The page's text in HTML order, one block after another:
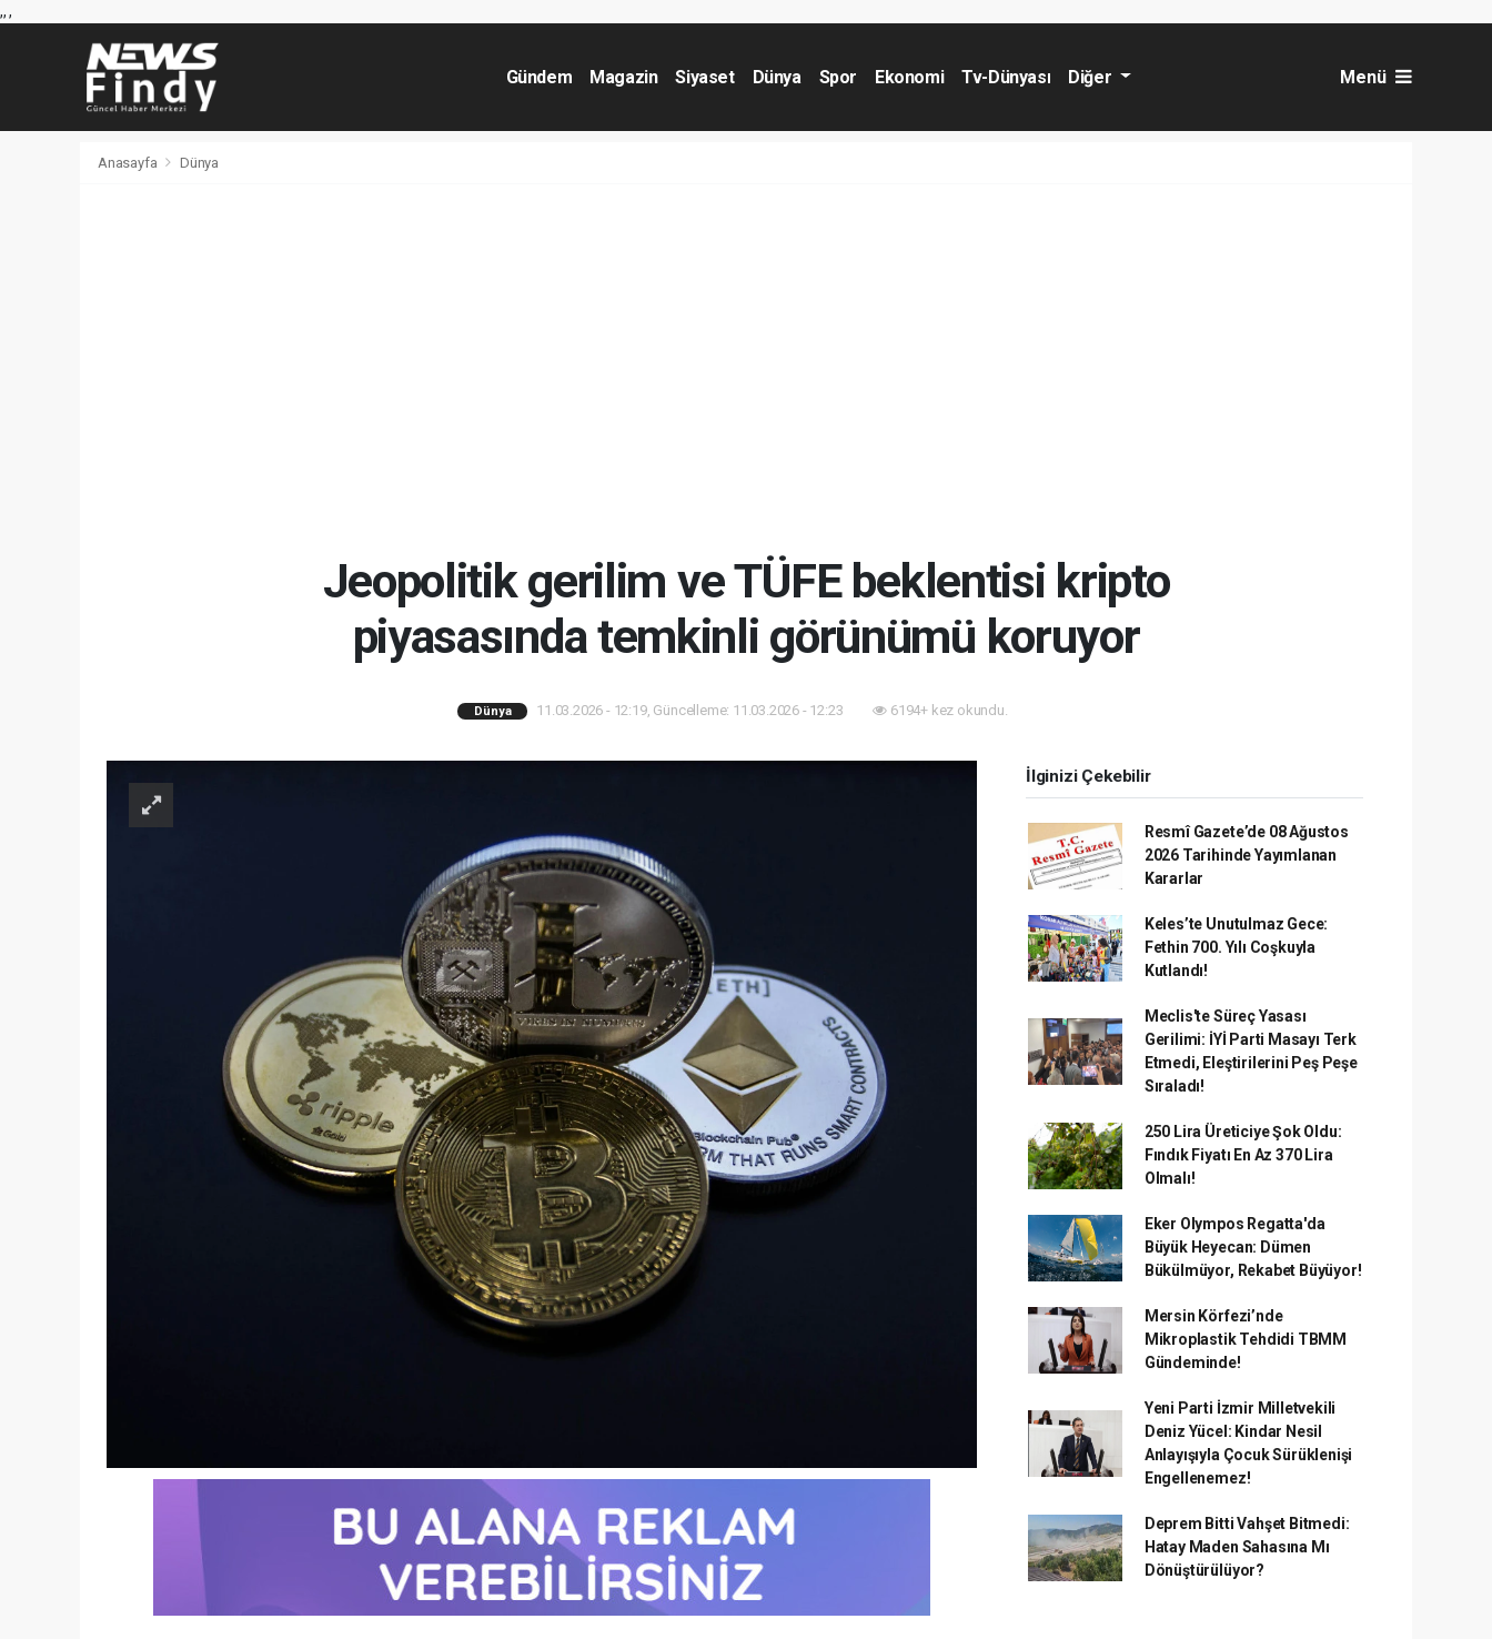
,,,
Gündem Magazin Siyaset Dünya Spor Ekonomi Tv-Dünyası Diğer Menü
Anasayfa Dünya
Jeopolitik gerilim ve TÜFE beklentisi kripto
piyasasında temkinli görünümü koruyor
Dünya 11.03.2026 - 12:19, Güncelleme: 11.03.2026 - 12:23 6194+ kez okundu.
İlginizi Çekebilir
Resmî Gazete’de 08 Ağustos
2026 Tarihinde Yayımlanan
Kararlar
Keles’te Unutulmaz Gece:
Fethin 700. Yılı Coşkuyla
Kutlandı!
Meclis'te Süreç Yasası
Gerilimi: İYİ Parti Masayı Terk
Etmedi, Eleştirilerini Peş Peşe
Sıraladı!
250 Lira Üreticiye Şok Oldu:
Fındık Fiyatı En Az 370 Lira
Olmalı!
Eker Olympos Regatta'da
Büyük Heyecan: Dümen
Bükülmüyor, Rekabet Büyüyor!
Mersin Körfezi’nde
Mikroplastik Tehdidi TBMM
Gündeminde!
Yeni Parti İzmir Milletvekili
Deniz Yücel: Kindar Nesil
Anlayışıyla Çocuk Sürüklenişi
Engellenemez!
Deprem Bitti Vahşet Bitmedi:
Hatay Maden Sahasına Mı
Dönüştürülüyor?